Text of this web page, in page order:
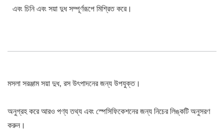
এবং চিনি এবং সয়া দুধ সম্পূর্ণরূপে মিশ্রিত করে।
মসলা সরঞ্জাম সয়া দুধ, রস উৎপাদনের জন্য উপযুক্ত।
অনুগ্রহ করে আরও পণ্য তথ্য এবং স্পেসিফিকেশনের জন্য নিচের লিঙ্কটি অনুসরণ
করুন।